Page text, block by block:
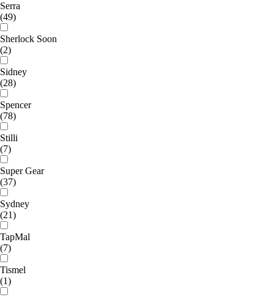
Serra
(49)
Sherlock Soon
(2)
Sidney
(28)
Spencer
(78)
Stilli
(7)
Super Gear
(37)
Sydney
(21)
TapMal
(7)
Tismel
(1)